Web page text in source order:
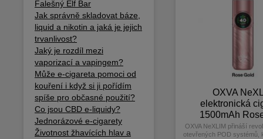
Falešný Elf Bar
Jak správně skladovat báze,
liquid a nikotin a jaká je jejich
trvanlivost?
Jaký je rozdíl mezi
vaporizací a vapingem?
Může e-cigareta pomoci od
kouření i když si ji pořídím
spíše pro občasné použití?
Co jsou CBD e-liquidy?
Jednorázové e-cigarety
Životnost žhavících hlav a
OXVA
elektronická
1500mAh
OXVA NeXLIM přináší
otevřených POD systémů,